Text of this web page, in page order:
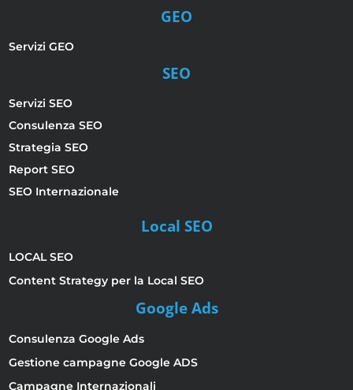
GEO
Servizi GEO
SEO
Servizi SEO
Consulenza SEO
Strategia SEO
Report SEO
SEO Internazionale
Local SEO
LOCAL SEO
Content Strategy per la Local SEO
Google Ads
Consulenza Google Ads
Gestione campagne Google ADS
Campagne Internazionali